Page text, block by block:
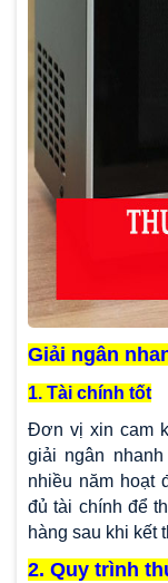
Giải ngân
1. Tài chính tốt
Đơn vị xin cam
giải ngân
nhiều năm hoạt
đủ tài chính để
hàng sau khi kết
2. Quy trình